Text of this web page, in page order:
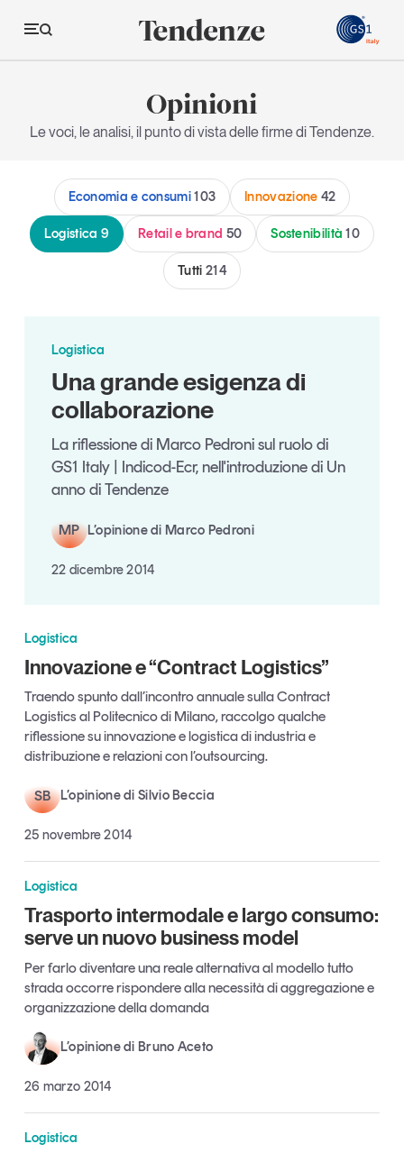
Tendenze
Economia e consumi
Innovazione
Logistica
Retail e brand
Grandi temi
Magazine
Articoli
Opinioni
Dossier
Il Numero
Interviste
Comunicati stampa
Video
Studi e ricerche
Tutti gli studi e le ricerche
Eventi e formazione
Chi siamo
Newsletter
Tendenze Journal
Iscriviti
Opinioni
Le voci, le analisi, il punto di vista delle firme di Tendenze.
Economia e consumi103 Innovazione 42
Logistica 9 Retail e brand 50 Sostenibilità10
Tutti 214
Logistica
Una grande esigenza di
collaborazione
La riflessione di Marco Pedroni sul ruolo di
GS1 Italy | Indicod-Ecr, nell'introduzione di Un
anno di Tendenze
MP L’opinione di Marco Pedroni
22 dicembre 2014
Logistica
Innovazione e “Contract Logistics”
Traendo spunto dall’incontro annuale sulla Contract
Logistics al Politecnico di Milano, raccolgo qualche
riflessione su innovazione e logistica di industria e
distribuzione e relazioni con l’outsourcing.
SB L’opinione di Silvio Beccia
25 novembre 2014
Logistica
Trasporto intermodale e largo consumo:
serve un nuovo business model
Per farlo diventare una reale alternativa al modello tutto
strada occorre rispondere alla necessità di aggregazione e
organizzazione della domanda
L’opinione di Bruno Aceto
26 marzo 2014
Logistica